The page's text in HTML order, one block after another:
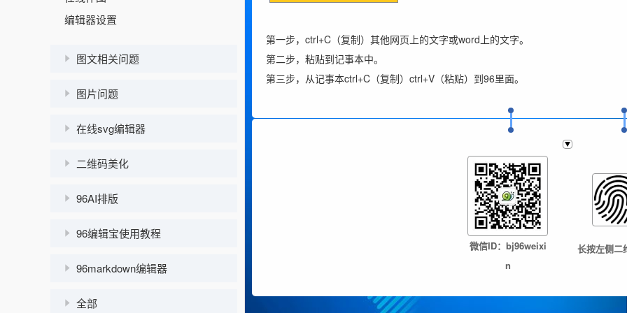
编辑器设置
图文相关问题
图片问题
在线svg编辑器
二维码美化
96AI排版
96编辑宝使用教程
96markdown编辑器
全部
第一步，ctrl+C（复制）其他网页上的文字或word上的文字。
第二步，粘贴到记事本中。
第三步，从记事本ctrl+C（复制）ctrl+V（粘贴）到96里面。
微信ID：bj96weixi
n
长按左侧二